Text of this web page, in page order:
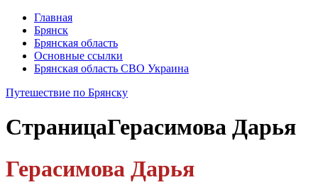
Главная
Брянск
Брянская область
Основные ссылки
Брянская область СВО Украина
Путешествие по Брянску
СтраницаГерасимова Дарья
Герасимова Дарья